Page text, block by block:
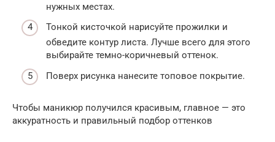
нужных местах.
Тонкой кисточкой нарисуйте прожилки и
обведите контур листа. Лучше всего для этого
выбирайте темно-коричневый оттенок.
Поверх рисунка нанесите топовое покрытие.
Чтобы маникюр получился красивым, главное — это
аккуратность и правильный подбор оттенков